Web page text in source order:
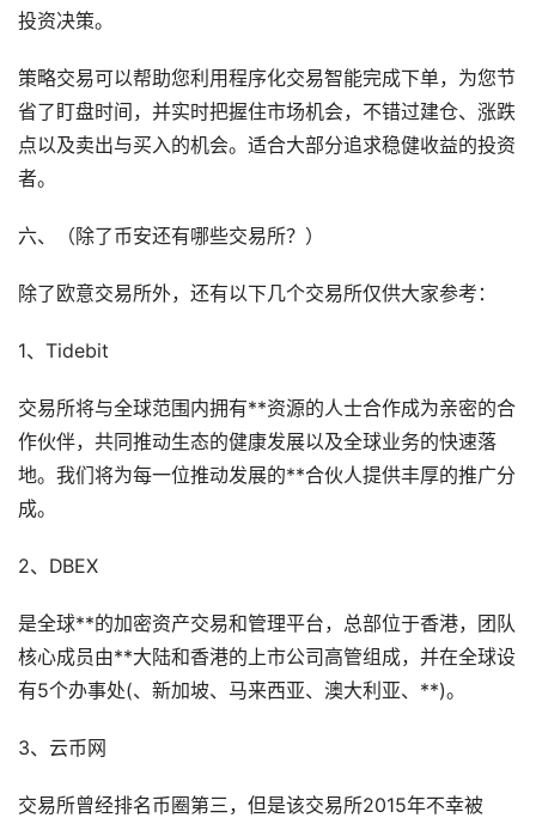
投资决策。
策略交易可以帮助您利用程序化交易智能完成下单，为您节
省了盯盘时间，并实时把握住市场机会，不错过建仓、涨跌
点以及卖出与买入的机会。适合大部分追求稳健收益的投资
者。
六、（除了币安还有哪些交易所？）
除了欧意交易所外，还有以下几个交易所仅供大家参考：
1、Tidebit
交易所将与全球范围内拥有**资源的人士合作成为亲密的合
作伙伴，共同推动生态的健康发展以及全球业务的快速落
地。我们将为每一位推动发展的**合伙人提供丰厚的推广分
成。
2、DBEX
是全球**的加密资产交易和管理平台，总部位于香港，团队
核心成员由**大陆和香港的上市公司高管组成，并在全球设
有5个办事处(、新加坡、马来西亚、澳大利亚、**)。
3、云币网
交易所曾经排名币圈第三，但是该交易所2015年不幸被